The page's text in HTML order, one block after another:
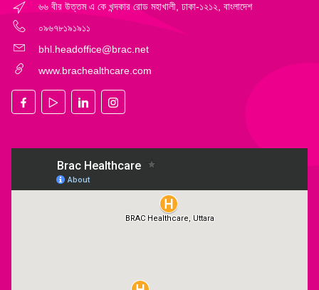
৬৬ বীর উত্তম এ কে খন্দকার রোড মহাখালী, ঢাকা-১২১২, বাংলাদেশ
০৯৬৭৮১৯১৯১১
bhl.headoffice@brac.net
www.brachealthcare.com